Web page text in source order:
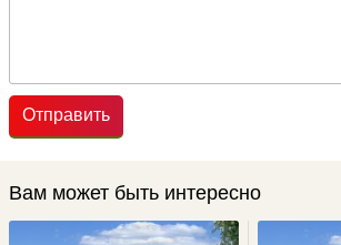
Отправить
Вам может быть интересно